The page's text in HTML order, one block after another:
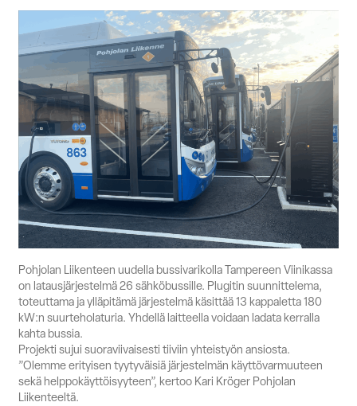
Yritys
B2B-asiakastuki
Kuluttajat
Suomi
English Svenska
Myynti
Pohjolan Liikenteen uudella bussivarikolla Tampereen Viinikassa
on latausjärjestelmä 26 sähköbussille. Plugitin suunnittelema,
toteuttama ja ylläpitämä järjestelmä käsittää 13 kappaletta 180
kW:n suurteholaturia. Yhdellä laitteella voidaan ladata kerralla
kahta bussia.
Projekti sujui suoraviivaisesti tiiviin yhteistyön ansiosta.
”Olemme erityisen tyytyväisiä järjestelmän käyttövarmuuteen
sekä helppokäyttöisyyteen”, kertoo Kari Kröger Pohjolan
Liikenteeltä.